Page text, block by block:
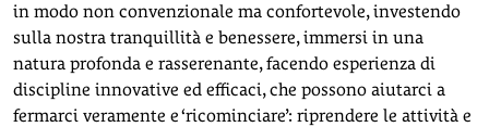
in modo non convenzionale ma confortevole, investendo
sulla nostra tranquillità e benessere, immersi in una
natura profonda e rasserenante, facendo esperienza di
discipline innovative ed efficaci, che possono aiutarci a
fermarci veramente e ‘ricominciare’: riprendere le attività e